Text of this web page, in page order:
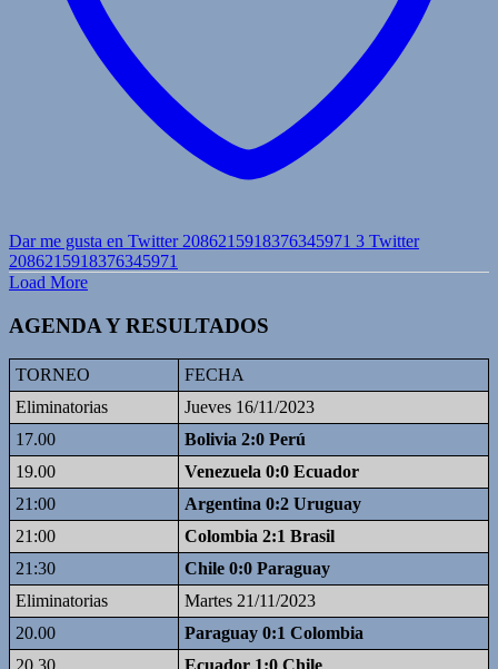
Dar me gusta en Twitter 2086215918376345971 3 Twitter
2086215918376345971
Load More
AGENDA Y RESULTADOS
TORNEO
FECHA
Eliminatorias
Jueves 16/11/2023
17.00
Bolivia 2:0 Perú
19.00
Venezuela 0:0 Ecuador
21:00
Argentina 0:2 Uruguay
21:00
Colombia 2:1 Brasil
21:30
Chile 0:0 Paraguay
Eliminatorias
Martes 21/11/2023
20.00
Paraguay 0:1 Colombia